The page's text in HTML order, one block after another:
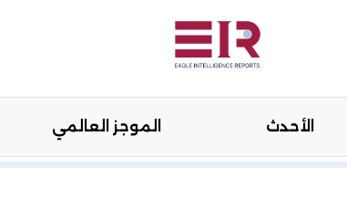
الأحدث الموجز العالمي الرأي الموجز العالمي